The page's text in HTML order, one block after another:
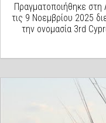
Πραγματοποιήθηκε
τις 9 Νοεμβρίου 2025
την ονομασία 3rd